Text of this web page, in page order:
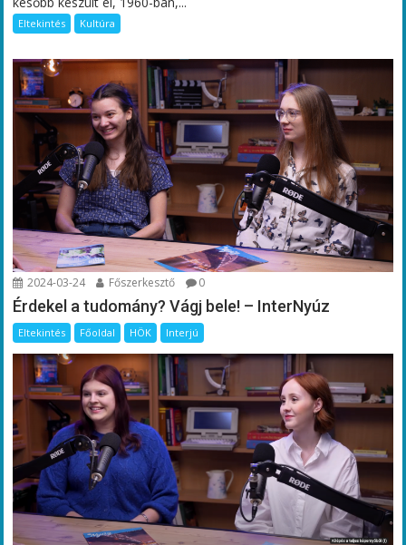
Eltekintés Kultúra
2024-03-24 Főszerkesztő 0
Érdekel a tudomány? Vágj bele! – InterNyúz
Eltekintés Főoldal HÖK Interjú